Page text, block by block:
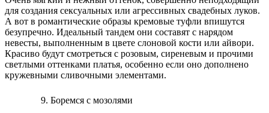
для создания сексуальных или агрессивных свадебных луков.
А вот в романтические образы кремовые туфли впишутся
безупречно. Идеальный тандем они составят с нарядом
невесты, выполненным в цвете слоновой кости или айвори.
Красиво будут смотреться с розовым, сиреневым и прочими
светлыми оттенками платья, особенно если оно дополнено
кружевными сливочными элементами.
9. Боремся с мозолями